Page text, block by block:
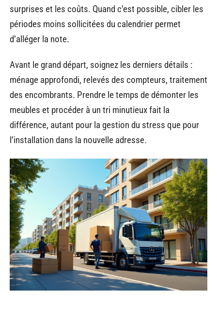
surprises et les coûts. Quand c’est possible, cibler les
périodes moins sollicitées du calendrier permet
d’alléger la note.
Avant le grand départ, soignez les derniers détails :
ménage approfondi, relevés des compteurs, traitement
des encombrants. Prendre le temps de démonter les
meubles et procéder à un tri minutieux fait la
différence, autant pour la gestion du stress que pour
l’installation dans la nouvelle adresse.